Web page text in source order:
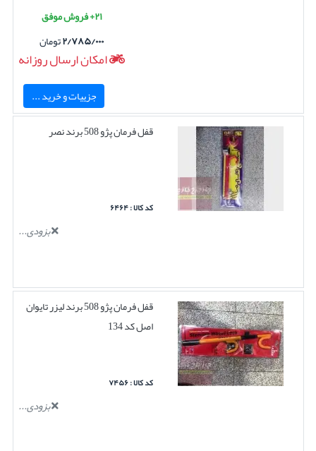
۲۱+ فروش موفق
۲/۷۸۵/۰۰۰تومان
امکان ارسال روزانه
جزییات و خرید ...
قفل فرمان پژو 508 برند نصر
کد کالا : ۶۴۶۴
بزودی...
قفل فرمان پژو 508 برند لیزر تایوان
اصل کد 134
کد کالا : ۷۴۵۶
بزودی...